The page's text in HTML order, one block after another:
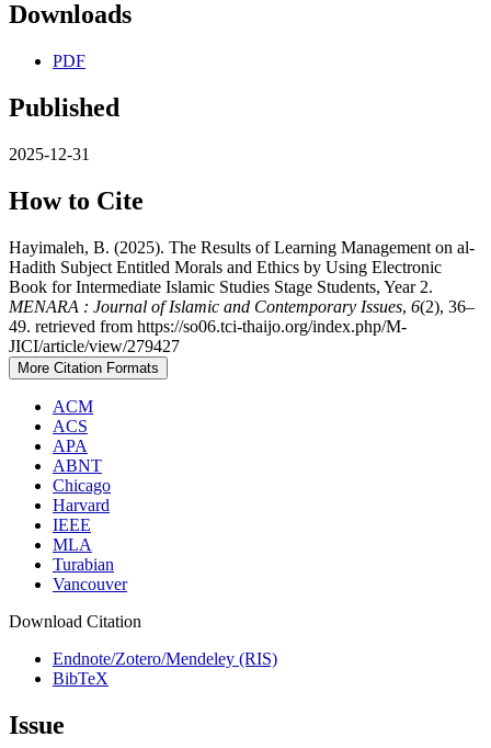
Downloads
PDF
Published
2025-12-31
How to Cite
Hayimaleh, B. (2025). The Results of Learning Management on al-
Hadith Subject Entitled Morals and Ethics by Using Electronic
Book for Intermediate Islamic Studies Stage Students, Year 2.
MENARA : Journal of Islamic and Contemporary Issues, 6(2), 36–
49. retrieved from https://so06.tci-thaijo.org/index.php/M-
JICI/article/view/279427
More Citation Formats
ACM
ACS
APA
ABNT
Chicago
Harvard
IEEE
MLA
Turabian
Vancouver
Download Citation
Endnote/Zotero/Mendeley (RIS)
BibTeX
Issue